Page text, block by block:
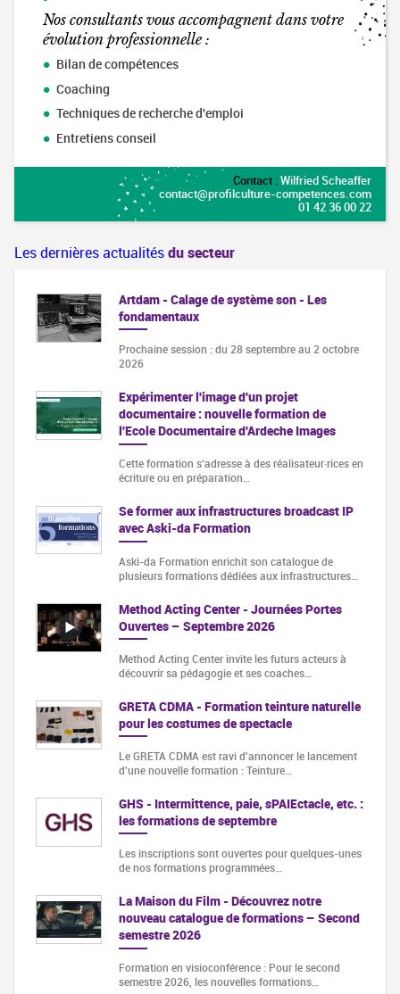
Nos consultants vous accompagnent dans votre
évolution professionnelle :
Bilan de compétences
Coaching
Techniques de recherche d'emploi
Entretiens conseil
Contact :Wilfried Scheaffer
contact@profilculture-competences.com
01 42 36 00 22
Les dernières actualitésdu secteur
Artdam - Calage de système son - Les
fondamentaux
Prochaine session : du 28 septembre au 2 octobre
2026
Expérimenter l'image d'un projet
documentaire : nouvelle formation de
l'Ecole Documentaire d'Ardeche Images
Cette formation s‘adresse à des réalisateur·rices en
écriture ou en préparation…
Se former aux infrastructures broadcast IP
avec Aski-da Formation
Aski-da Formation enrichit son catalogue de
plusieurs formations dédiées aux infrastructures…
Method Acting Center - Journées Portes
Ouvertes – Septembre 2026
Method Acting Center invite les futurs acteurs à
découvrir sa pédagogie et ses coaches…
GRETA CDMA - Formation teinture naturelle
pour les costumes de spectacle
Le GRETA CDMA est ravi d'annoncer le lancement
d'une nouvelle formation : Teinture…
GHS - Intermittence, paie, sPAIEctacle, etc. :
les formations de septembre
Les inscriptions sont ouvertes pour quelques-unes
de nos formations programmées…
La Maison du Film - Découvrez notre
nouveau catalogue de formations – Second
semestre 2026
Formation en visioconférence : Pour le second
semestre 2026, les nouvelles formations…